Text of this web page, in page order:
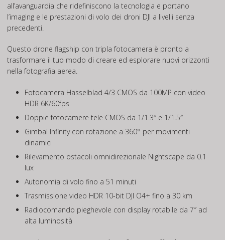
all’avanguardia che ridefiniscono la tecnologia e portano
l’imaging e le prestazioni di volo dei droni DJI a livelli senza
precedenti.
Questo drone flagship con tripla fotocamera è pronto a
trasformare il tuo modo di creare ed esplorare nuovi orizzonti
nella fotografia aerea.
Fotocamera Hasselblad 4/3 CMOS da 100MP con video
HDR 6K/60fps
Doppie fotocamere tele CMOS da 1/1.3″ e 1/1.5″
Gimbal Infinity con rotazione a 360° per movimenti
dinamici
Rilevamento ostacoli omnidirezionale Nightscape da 0.1
lux
Autonomia di volo fino a 51 minuti
Trasmissione video HDR 10-bit DJI O4+ fino a 30 km
Radiocomando pieghevole con display rotabile da 7″ ad
alta luminosità